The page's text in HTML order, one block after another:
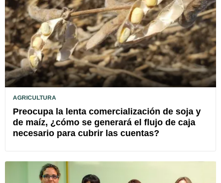
AGRICULTURA
Preocupa la lenta comercialización de soja y
de maíz, ¿cómo se generará el flujo de caja
necesario para cubrir las cuentas?